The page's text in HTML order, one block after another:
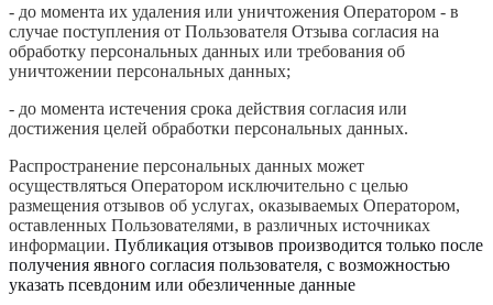
- до момента их удаления или уничтожения Оператором - в
случае поступления от Пользователя Отзыва согласия на
обработку персональных данных или требования об
уничтожении персональных данных;
- до момента истечения срока действия согласия или
достижения целей обработки персональных данных.
Распространение персональных данных может
осуществляться Оператором исключительно с целью
размещения отзывов об услугах, оказываемых Оператором,
оставленных Пользователями, в различных источниках
информации. Публикация отзывов производится только после
получения явного согласия пользователя, с возможностью
указать псевдоним или обезличенные данные